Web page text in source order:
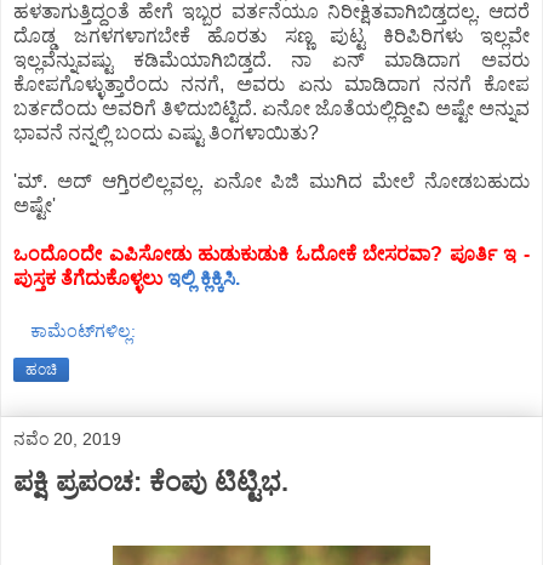
ಹಳತಾಗುತ್ತಿದ್ದಂತೆ ಹೇಗೆ ಇಬ್ಬರ ವರ್ತನೆಯೂ ನಿರೀಕ್ಷಿತವಾಗಿಬಿಡ್ತದಲ್ಲ. ಆದರೆ
ದೊಡ್ಡ ಜಗಳಗಳಾಗಬೇಕೆ ಹೊರತು ಸಣ್ಣ ಪುಟ್ಟ ಕಿರಿಪಿರಿಗಳು ಇಲ್ಲವೇ
ಇಲ್ಲವೆನ್ನುವಷ್ಟು ಕಡಿಮೆಯಾಗಿಬಿಡ್ತದೆ. ನಾ ಏನ್ ಮಾಡಿದಾಗ ಅವರು
ಕೋಪಗೊಳ್ಳುತ್ತಾರೆಂದು ನನಗೆ, ಅವರು ಏನು ಮಾಡಿದಾಗ ನನಗೆ ಕೋಪ
ಬರ್ತದೆಂದು ಅವರಿಗೆ ತಿಳಿದುಬಿಟ್ಟಿದೆ. ಏನೋ ಜೊತೆಯಲ್ಲಿದ್ದೀವಿ ಅಷ್ಟೇ ಅನ್ನುವ
ಭಾವನೆ ನನ್ನಲ್ಲಿ ಬಂದು ಎಷ್ಟು ತಿಂಗಳಾಯಿತು?
'ಮ್. ಅದ್ ಆಗ್ತಿರಲಿಲ್ಲವಲ್ಲ. ಏನೋ ಪಿಜಿ ಮುಗಿದ ಮೇಲೆ ನೋಡಬಹುದು
ಅಷ್ಟೇ'
ಒಂದೊಂದೇ ಎಪಿಸೋಡು ಹುಡುಕುಡುಕಿ ಓದೋಕೆ ಬೇಸರವಾ? ಪೂರ್ತಿ ಇ -
ಪುಸ್ತಕ ತೆಗೆದುಕೊಳ್ಳಲುಇಲ್ಲಿ ಕ್ಲಿಕ್ಕಿಸಿ.
ಕಾಮೆಂಟ್‌ಗಳಿಲ್ಲ:
ಹಂಚಿ
ನವೆಂ 20, 2019
ಪಕ್ಷಿ ಪ್ರಪಂಚ: ಕೆಂಪು ಟಿಟ್ಟಿಭ.